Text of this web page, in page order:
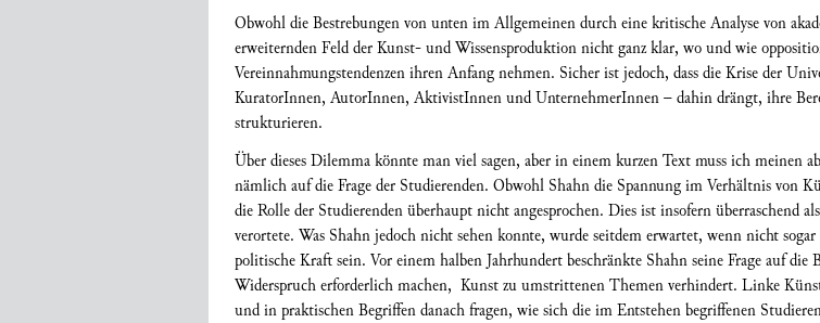
Obwohl die Bestrebungen von unten im Allgemeinen durch eine kritische Analyse von
erweiternden Feld der Kunst- und Wissensproduktion nicht ganz klar, wo und wie
Vereinnahmungstendenzen ihren Anfang nehmen. Sicher ist jedoch, dass die Krise der
KuratorInnen, AutorInnen, AktivistInnen und UnternehmerInnen – dahin drängt, ihre
strukturieren.
Über dieses Dilemma könnte man viel sagen, aber in einem kurzen Text muss ich meinen
nämlich auf die Frage der Studierenden. Obwohl Shahn die Spannung im Verhältnis von
die Rolle der Studierenden überhaupt nicht angesprochen. Dies ist insofern überraschend
verortete. Was Shahn jedoch nicht sehen konnte, wurde seitdem erwartet, wenn nicht
politische Kraft sein. Vor einem halben Jahrhundert beschränkte Shahn seine Frage auf
Widerspruch erforderlich machen, Kunst zu umstrittenen Themen verhindert. Linke
und in praktischen Begriffen danach fragen, wie sich die im Entstehen begriffenen